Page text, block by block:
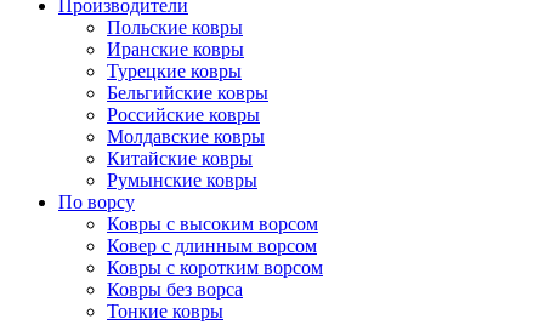
Производители
Польские ковры
Иранские ковры
Турецкие ковры
Бельгийские ковры
Российские ковры
Молдавские ковры
Китайские ковры
Румынские ковры
По ворсу
Ковры с высоким ворсом
Ковер с длинным ворсом
Ковры с коротким ворсом
Ковры без ворса
Тонкие ковры